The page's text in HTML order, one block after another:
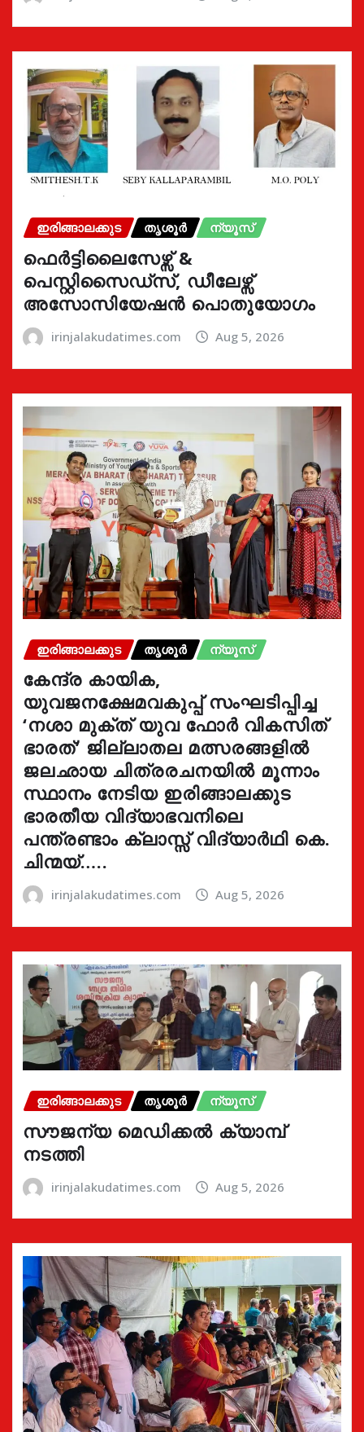
ഇരിങ്ങാലക്കുട തൃശൂർ ന്യൂസ്
ഫെർട്ടിലൈസേഴ്സ് &
പെസ്റ്റിസൈഡ്സ്, ഡീലേഴ്സ്
അസോസിയേഷൻ പൊതുയോഗം
irinjalakudatimes.com Aug 5, 2026
ഇരിങ്ങാലക്കുട തൃശൂർ ന്യൂസ്
കേന്ദ്ര കായിക,
യുവജനക്ഷേമവകുപ്പ് സംഘടിപ്പിച്ച
‘നശാ മുക്ത് യുവ ഫോർ വികസിത്
ഭാരത്’ ജില്ലാതല മത്സരങ്ങളിൽ
ജലഛായ ചിത്രരചനയിൽ മൂന്നാം
സ്ഥാനം നേടിയ ഇരിങ്ങാലക്കുട
ഭാരതീയ വിദ്യാഭവനിലെ
പന്ത്രണ്ടാം ക്ലാസ്സ് വിദ്യാർഥി കെ.
ചിന്മയ്…..
irinjalakudatimes.com Aug 5, 2026
ഇരിങ്ങാലക്കുട തൃശൂർ ന്യൂസ്
സൗജന്യ മെഡിക്കൽ ക്യാമ്പ്
നടത്തി
irinjalakudatimes.com Aug 5, 2026